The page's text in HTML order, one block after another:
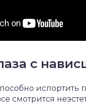
с
испортить
смотрится